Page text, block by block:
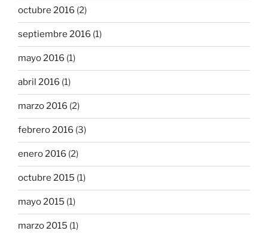
octubre 2016 (2)
septiembre 2016 (1)
mayo 2016 (1)
abril 2016 (1)
marzo 2016 (2)
febrero 2016 (3)
enero 2016 (2)
octubre 2015 (1)
mayo 2015 (1)
marzo 2015 (1)